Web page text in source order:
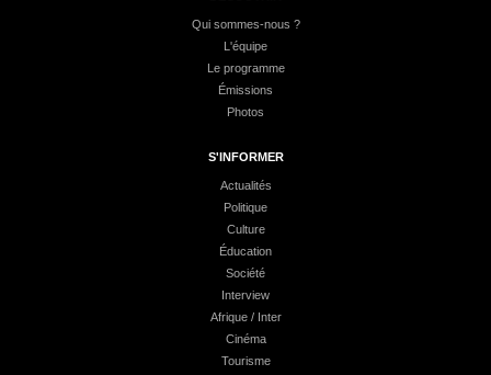
Qui sommes-nous ?
L'équipe
Le programme
Émissions
Photos
S'INFORMER
Actualités
Politique
Culture
Éducation
Société
Interview
Afrique / Inter
Cinéma
Tourisme